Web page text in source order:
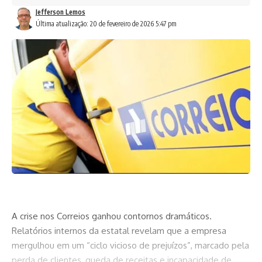
Última atualização: 20 de fevereiro de 2026 5:47 pm
Jefferson Lemos
A crise nos Correios ganhou contornos dramáticos.
Relatórios internos da estatal revelam que a empresa
mergulhou em um “ciclo vicioso de prejuízos”, marcado pela